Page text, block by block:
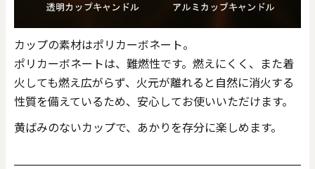
カップの素材はポリカーボネート。
ポリカーボネートは、難燃性です。燃えにくく、また着
火しても燃え広がらず、火元が離れると自然に消火する
性質を備えているため、安心してお使いいただけます。
黄ばみのないカップで、あかりを存分に楽しめます。